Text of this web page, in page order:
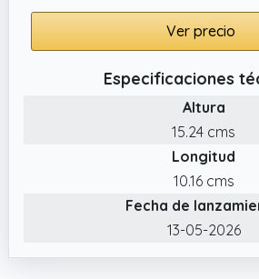
Ver precio
Especificaciones
Altura
15.24 cms
Longitud
10.16 cms
Fecha de
13-05-2026